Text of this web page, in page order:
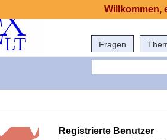
Fragen
Registrierte Benutzer
Willkommen,